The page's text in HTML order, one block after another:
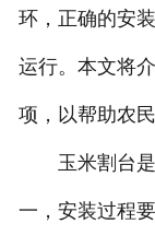
环，正确的安
运行。本文将
项，以帮助农
玉米割台是
一，安装过程